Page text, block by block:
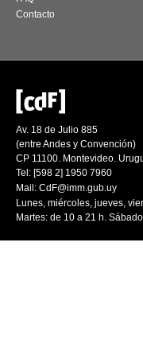
Contacto
Av. 18 de Julio 885
(entre Andes y Convención)
CP 11100. Montevideo.
Tel: [598 2] 1950 7960
Mail: CdF@imm.gub.uy
Lunes, miércoles, jueves,
Martes: de 10 a 21 h.